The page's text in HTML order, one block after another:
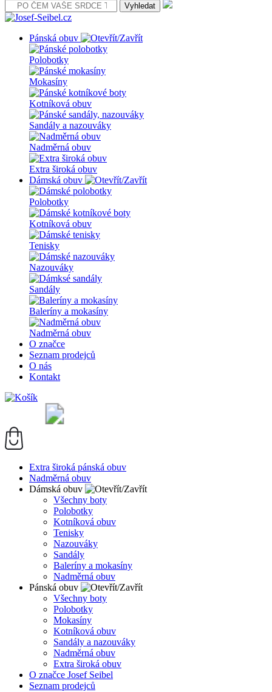
Pánská obuv
Polobotky
Mokasíny
Kotníková obuv
Sandály a nazouváky
Nadměrná obuv
Extra široká obuv
Dámská obuv
Polobotky
Kotníková obuv
Tenisky
Nazouváky
Sandály
Baleríny a mokasíny
Nadměrná obuv
O značce
Seznam prodejců
O nás
Kontakt
Extra široká pánská obuv
Nadměrná obuv
Dámská obuv
Všechny boty
Polobotky
Kotníková obuv
Tenisky
Nazouváky
Sandály
Baleríny a mokasíny
Nadměrná obuv
Pánská obuv
Všechny boty
Polobotky
Mokasíny
Kotníková obuv
Sandály a nazouváky
Nadměrná obuv
Extra široká obuv
O značce Josef Seibel
Seznam prodejců